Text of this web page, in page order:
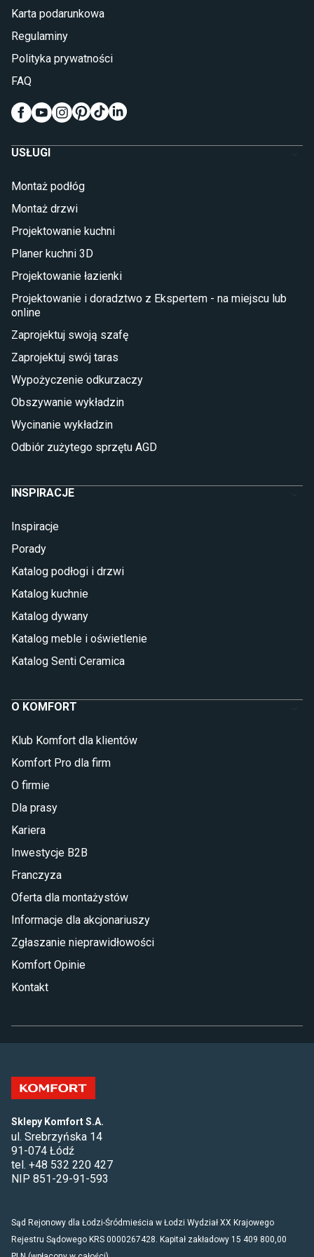
Materace piankowe
Kinkiety do sypialni
Pokój dziecięcy
Meble do pokoju dziecięcego
Komody dla dzieci
Łóżka dla dziecka (młodzieżowe)
Taras i balkon
Sztuczna trawa miękka
Koce i pledy
Płytki na balkon
Lampy stojące LED
Płytki
Płytki Cersanit
Płytki wielkoformatowe
Glazura
Płytki marmurowe
Karta podarunkowa
Regulaminy
Polityka prywatności
FAQ
USŁUGI
Montaż podłóg
Montaż drzwi
Projektowanie kuchni
Planer kuchni 3D
Projektowanie łazienki
Projektowanie i doradztwo z Ekspertem - na miejscu lub
online
Zaprojektuj swoją szafę
Zaprojektuj swój taras
Wypożyczenie odkurzaczy
Obszywanie wykładzin
Wycinanie wykładzin
Odbiór zużytego sprzętu AGD
INSPIRACJE
Inspiracje
Porady
Katalog podłogi i drzwi
Katalog kuchnie
Katalog dywany
Katalog meble i oświetlenie
Katalog Senti Ceramica
O KOMFORT
Klub Komfort dla klientów
Komfort Pro dla firm
O firmie
Dla prasy
Kariera
Inwestycje B2B
Franczyza
Oferta dla montażystów
Informacje dla akcjonariuszy
Zgłaszanie nieprawidłowości
Komfort Opinie
Kontakt
Sklepy Komfort S.A.
ul. Srebrzyńska 14
91-074 Łódź
tel. +48 532 220 427
NIP 851-29-91-593
Sąd Rejonowy dla Łodzi-Śródmieścia w Łodzi Wydział XX Krajowego
Rejestru Sądowego KRS 0000267428. Kapitał zakładowy 15 409 800,00